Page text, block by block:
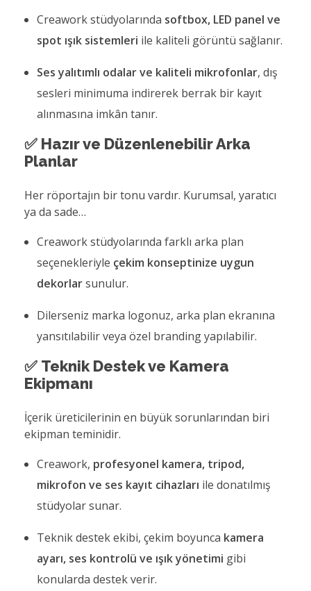
Creawork stüdyolarında softbox, LED panel ve
spot ışık sistemleri ile kaliteli görüntü sağlanır.
Ses yalıtımlı odalar ve kaliteli mikrofonlar, dış
sesleri minimuma indirerek berrak bir kayıt
alınmasına imkân tanır.
✅ Hazır ve Düzenlenebilir Arka
Planlar
Her röportajın bir tonu vardır. Kurumsal, yaratıcı
ya da sade…
Creawork stüdyolarında farklı arka plan
seçenekleriyle çekim konseptinize uygun
dekorlarsunulur.
Dilerseniz marka logonuz, arka plan ekranına
yansıtılabilir veya özel branding yapılabilir.
✅ Teknik Destek ve Kamera
Ekipmanı
İçerik üreticilerinin en büyük sorunlarından biri
ekipman teminidir.
Creawork, profesyonel kamera, tripod,
mikrofon ve ses kayıt cihazları ile donatılmış
stüdyolar sunar.
Teknik destek ekibi, çekim boyunca kamera
ayarı, ses kontrolü ve ışık yönetimi gibi
konularda destek verir.